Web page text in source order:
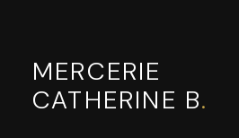
MERCERIE
CATHERINE B.